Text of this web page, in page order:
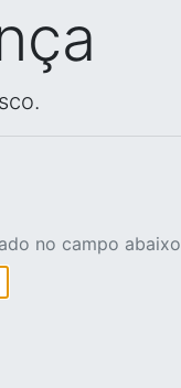
no campo abaixo